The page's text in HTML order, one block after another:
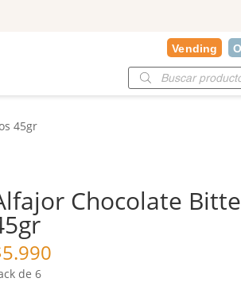
Vending
Búsqueda
productos
45gr
Chocolate
5.990
de 6